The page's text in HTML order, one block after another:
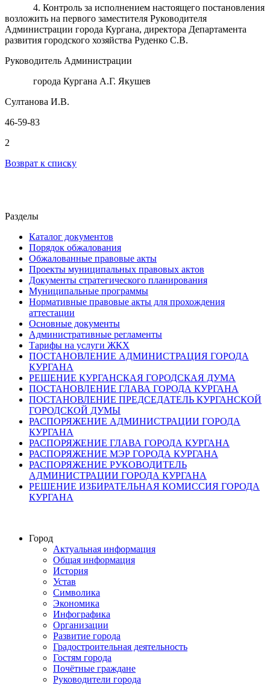
4. Контроль за исполнением настоящего постановления
возложить на первого заместителя Руководителя
Администрации города Кургана, директора Департамента
развития городского хозяйства Руденко С.В.
Руководитель Администрации
города Кургана А.Г. Якушев
Султанова И.В.
46-59-83
2
Возврат к списку
Разделы
Каталог документов
Порядок обжалования
Обжалованные правовые акты
Проекты муниципальных правовых актов
Документы стратегического планирования
Муниципальные программы
Нормативные правовые акты для прохождения
аттестации
Основные документы
Административные регламенты
Тарифы на услуги ЖКХ
ПОСТАНОВЛЕНИЕ АДМИНИСТРАЦИЯ ГОРОДА
КУРГАНА
РЕШЕНИЕ КУРГАНСКАЯ ГОРОДСКАЯ ДУМА
ПОСТАНОВЛЕНИЕ ГЛАВА ГОРОДА КУРГАНА
ПОСТАНОВЛЕНИЕ ПРЕДСЕДАТЕЛЬ КУРГАНСКОЙ
ГОРОДСКОЙ ДУМЫ
РАСПОРЯЖЕНИЕ АДМИНИСТРАЦИИ ГОРОДА
КУРГАНА
РАСПОРЯЖЕНИЕ ГЛАВА ГОРОДА КУРГАНА
РАСПОРЯЖЕНИЕ МЭР ГОРОДА КУРГАНА
РАСПОРЯЖЕНИЕ РУКОВОДИТЕЛЬ
АДМИНИСТРАЦИИ ГОРОДА КУРГАНА
РЕШЕНИЕ ИЗБИРАТЕЛЬНАЯ КОМИССИЯ ГОРОДА
КУРГАНА
Город
Актуальная информация
Общая информация
История
Устав
Символика
Экономика
Инфографика
Организации
Развитие города
Градостроительная деятельность
Гостям города
Почётные граждане
Руководители города